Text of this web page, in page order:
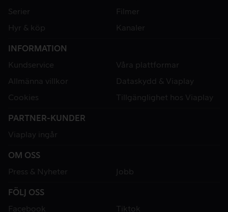
Serier
Filmer
Hyr & köp
Kanaler
INFORMATION
Kundservice
Våra plattformar
Allmänna villkor
Dataskydd & Viaplay
Cookies
Tillgänglighet hos Viaplay
PARTNER-KUNDER
Viaplay ingår
OM OSS
Press & Nyheter
Jobb
FÖLJ OSS
Facebook
Tiktok